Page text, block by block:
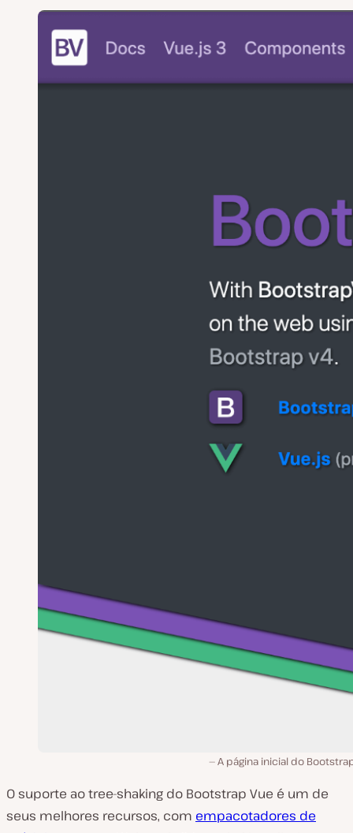
A página inicial do
O suporte ao tree-shaking do Bootstrap Vue é um de
seus melhores recursos, com empacotadores de